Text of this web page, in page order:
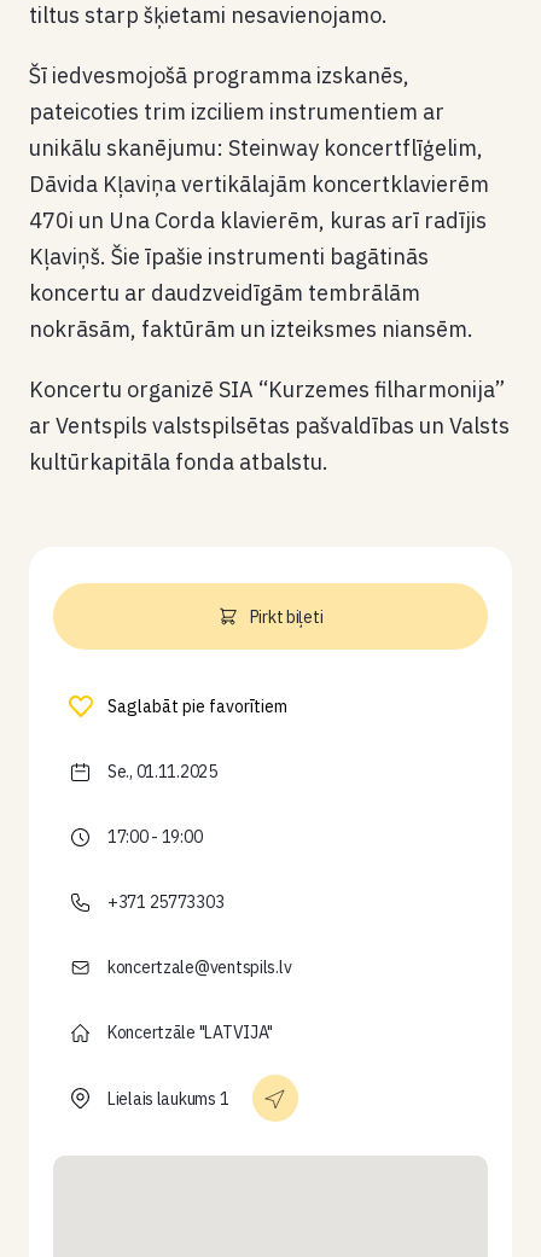
tiltus starp šķietami nesavienojamo.
Šī iedvesmojošā programma izskanēs,
pateicoties trim izciliem instrumentiem ar
unikālu skanējumu: Steinway koncertflīģelim,
Dāvida Kļaviņa vertikālajām koncertklavierēm
470i un Una Corda klavierēm, kuras arī radījis
Kļaviņš. Šie īpašie instrumenti bagātinās
koncertu ar daudzveidīgām tembrālām
nokrāsām, faktūrām un izteiksmes niansēm.
Koncertu organizē SIA “Kurzemes filharmonija”
ar Ventspils valstspilsētas pašvaldības un Valsts
kultūrkapitāla fonda atbalstu.
Pirkt biļeti
Saglabāt pie favorītiem
Se., 01.11.2025
17:00 - 19:00
+371 25773303
koncertzale@ventspils.lv
Koncertzāle "LATVIJA"
Lielais laukums 1